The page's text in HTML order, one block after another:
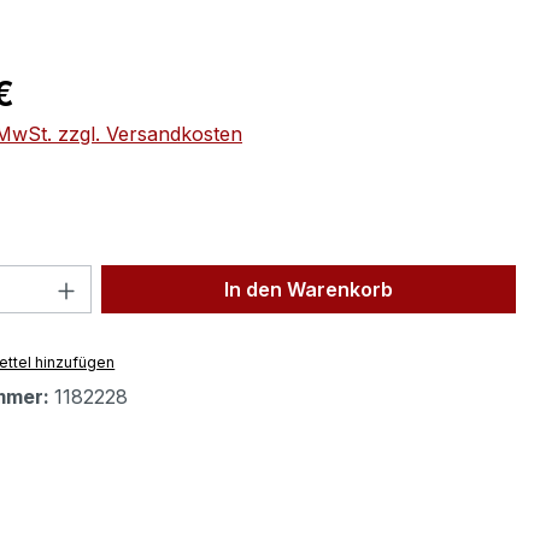
zzgl. Versandkosten
Anzahl: Gib den gewünschten Wert
In den Warenkorb
hinzufügen
1182228